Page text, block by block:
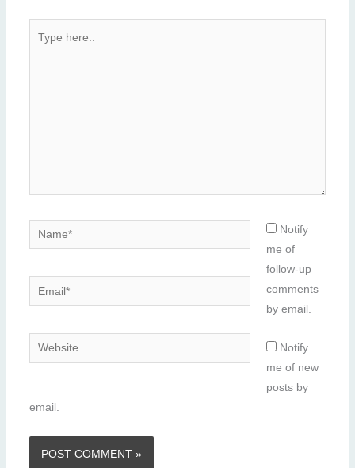
Name*
Email*
Website
Notify
me of
follow-up
comments
by email.
Notify
me of new
posts by
email.